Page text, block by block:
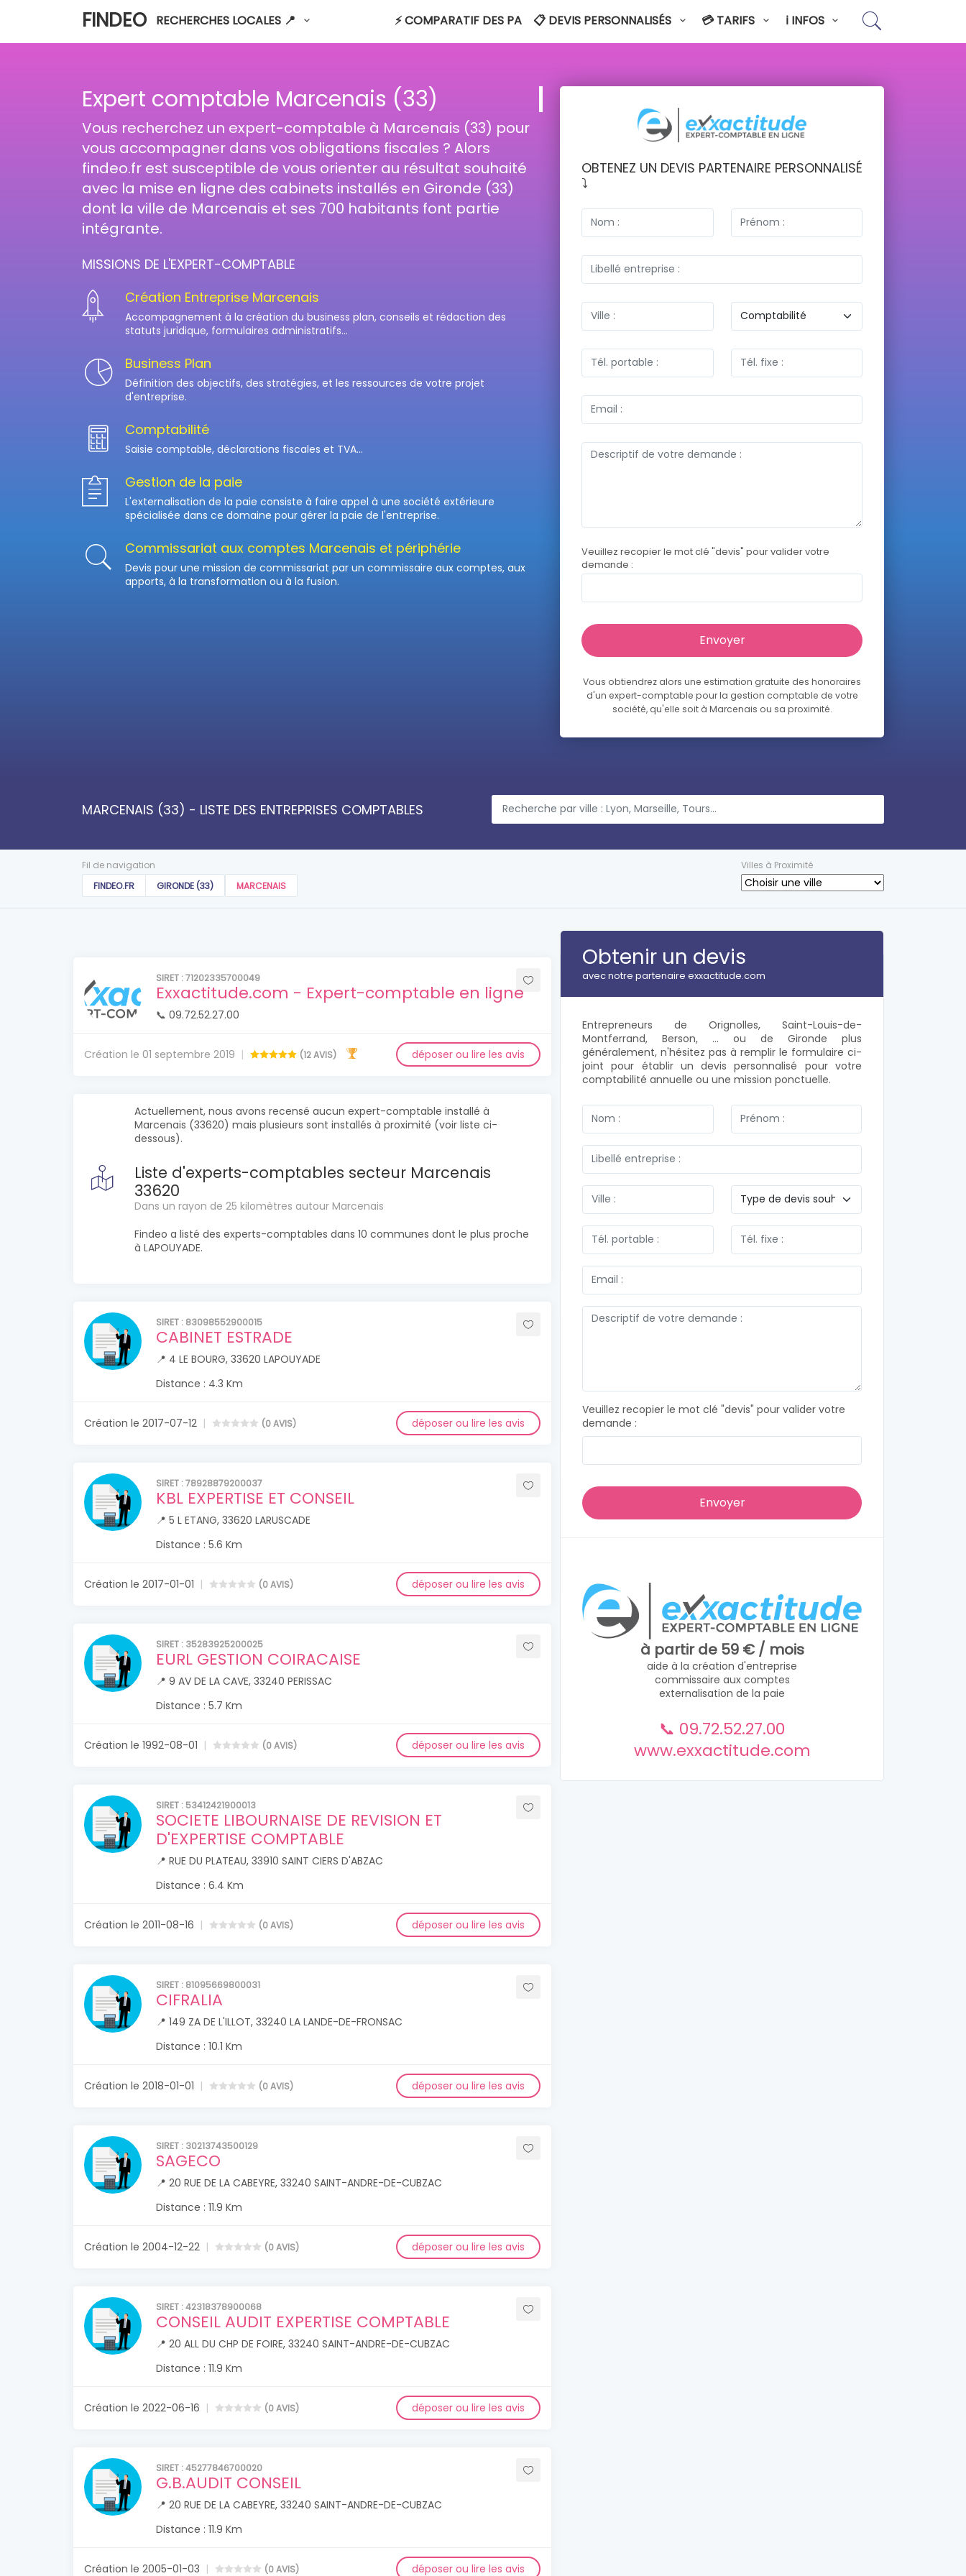
FINDEO RECHERCHES LOCALES 📍 ℹ️ INFOS
💳 TARIFS
📋 DEVIS PERSONNALISÉS
⚡ COMPARATIF DES PA
Expert comptable Marcenais (33)
Vous recherchez un expert-comptable à Marcenais (33) pour
vous accompagner dans vos obligations fiscales ? Alors
findeo.fr est susceptible de vous orienter au résultat souhaité
avec la mise en ligne des cabinets installés en Gironde (33)
dont la ville de Marcenais et ses 700 habitants font partie
intégrante.
MISSIONS DE L'EXPERT-COMPTABLE
Création Entreprise Marcenais
Accompagnement à la création du business plan, conseils et rédaction des
statuts juridique, formulaires administratifs...
Business Plan
Définition des objectifs, des stratégies, et les ressources de votre projet
d'entreprise.
Comptabilité
Saisie comptable, déclarations fiscales et TVA...
Gestion de la paie
L'externalisation de la paie consiste à faire appel à une société extérieure
spécialisée dans ce domaine pour gérer la paie de l'entreprise.
Commissariat aux comptes Marcenais et périphérie
Devis pour une mission de commissariat par un commissaire aux comptes, aux
apports, à la transformation ou à la fusion.
OBTENEZ UN DEVIS PARTENAIRE PERSONNALISÉ
⤵️
Veuillez recopier le mot clé "devis" pour valider votre
demande :
Vous obtiendrez alors une estimation gratuite des honoraires
d'un expert-comptable pour la gestion comptable de votre
société, qu'elle soit à Marcenais ou sa proximité.
MARCENAIS (33) - LISTE DES ENTREPRISES COMPTABLES
Fil de navigation
FINDEO.FR
GIRONDE (33) MARCENAIS
Villes à Proximité
SIRET : 71202335700049
Exxactitude.com - Expert-comptable en ligne
📞 09.72.52.27.00
Création le 01 septembre 2019 (12 AVIS) déposer ou lire les avis
Actuellement, nous avons recensé aucun expert-comptable installé à
Marcenais (33620) mais plusieurs sont installés à proximité (voir liste ci-
dessous).
Liste d'experts-comptables secteur Marcenais
33620
Dans un rayon de 25 kilomètres autour Marcenais
Findeo a listé des experts-comptables dans 10 communes dont le plus proche
à LAPOUYADE.
SIRET : 83098552900015
CABINET ESTRADE
📍 4 LE BOURG, 33620 LAPOUYADE
Distance : 4.3 Km
Création le 2017-07-12 (0 AVIS) déposer ou lire les avis
SIRET : 78928879200037
KBL EXPERTISE ET CONSEIL
📍 5 L ETANG, 33620 LARUSCADE
Distance : 5.6 Km
Création le 2017-01-01 (0 AVIS) déposer ou lire les avis
SIRET : 35283925200025
EURL GESTION COIRACAISE
📍 9 AV DE LA CAVE, 33240 PERISSAC
Distance : 5.7 Km
Création le 1992-08-01 (0 AVIS) déposer ou lire les avis
SIRET : 53412421900013
SOCIETE LIBOURNAISE DE REVISION ET
D'EXPERTISE COMPTABLE
📍 RUE DU PLATEAU, 33910 SAINT CIERS D'ABZAC
Distance : 6.4 Km
Création le 2011-08-16 (0 AVIS) déposer ou lire les avis
SIRET : 81095669800031
CIFRALIA
📍 149 ZA DE L'ILLOT, 33240 LA LANDE-DE-FRONSAC
Distance : 10.1 Km
Création le 2018-01-01 (0 AVIS) déposer ou lire les avis
SIRET : 30213743500129
SAGECO
📍 20 RUE DE LA CABEYRE, 33240 SAINT-ANDRE-DE-CUBZAC
Distance : 11.9 Km
Création le 2004-12-22 (0 AVIS) déposer ou lire les avis
SIRET : 42318378900068
CONSEIL AUDIT EXPERTISE COMPTABLE
📍 20 ALL DU CHP DE FOIRE, 33240 SAINT-ANDRE-DE-CUBZAC
Distance : 11.9 Km
Création le 2022-06-16 (0 AVIS) déposer ou lire les avis
SIRET : 45277846700020
G.B.AUDIT CONSEIL
📍 20 RUE DE LA CABEYRE, 33240 SAINT-ANDRE-DE-CUBZAC
Distance : 11.9 Km
Création le 2005-01-03 (0 AVIS) déposer ou lire les avis
Obtenir un devis
avec notre partenaire exxactitude.com
Entrepreneurs de Orignolles, Saint-Louis-de-
Montferrand, Berson, ... ou de Gironde plus
généralement, n'hésitez pas à remplir le formulaire ci-
joint pour établir un devis personnalisé pour votre
comptabilité annuelle ou une mission ponctuelle.
Veuillez recopier le mot clé "devis" pour valider votre
demande :
à partir de 59 € / mois
aide à la création d'entreprise
commissaire aux comptes
externalisation de la paie
📞 09.72.52.27.00
www.exxactitude.com